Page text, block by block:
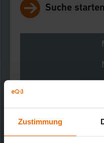
Zustimmung
Suche starten
Funk-
Kurz-Bez.:
Downloads-Art: